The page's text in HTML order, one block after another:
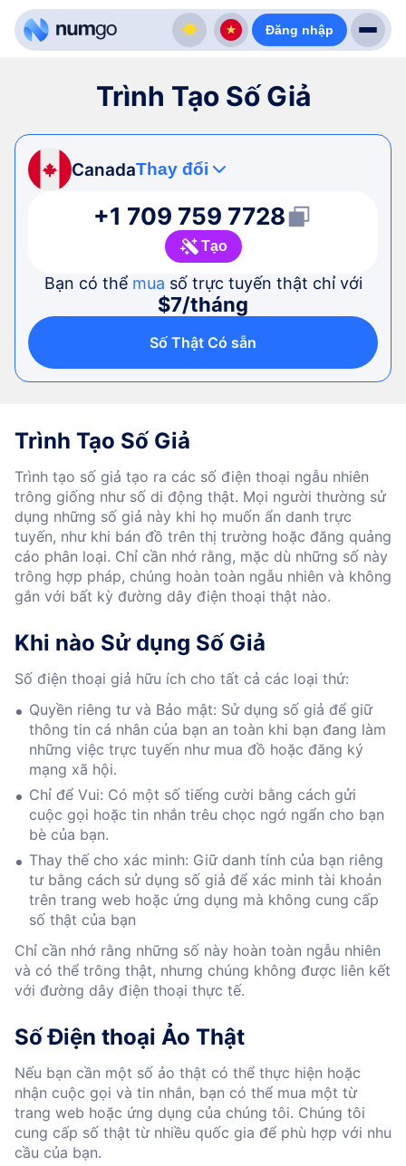
Đăng nhập
Trình Tạo Số Giả
CanadaThay đổi
+1 709 759 7728
Tạo
Bạn có thể mua số trực tuyến thật chỉ với
$7/tháng
Số Thật Có sẵn
Trình Tạo Số Giả
Trình tạo số giả tạo ra các số điện thoại ngẫu nhiên
trông giống như số di động thật. Mọi người thường sử
dụng những số giả này khi họ muốn ẩn danh trực
tuyến, như khi bán đồ trên thị trường hoặc đăng quảng
cáo phân loại. Chỉ cần nhớ rằng, mặc dù những số này
trông hợp pháp, chúng hoàn toàn ngẫu nhiên và không
gắn với bất kỳ đường dây điện thoại thật nào.
Khi nào Sử dụng Số Giả
Số điện thoại giả hữu ích cho tất cả các loại thứ:
Quyền riêng tư và Bảo mật: Sử dụng số giả để giữ
thông tin cá nhân của bạn an toàn khi bạn đang làm
những việc trực tuyến như mua đồ hoặc đăng ký
mạng xã hội.
Chỉ để Vui: Có một số tiếng cười bằng cách gửi
cuộc gọi hoặc tin nhắn trêu chọc ngớ ngẩn cho bạn
bè của bạn.
Thay thế cho xác minh: Giữ danh tính của bạn riêng
tư bằng cách sử dụng số giả để xác minh tài khoản
trên trang web hoặc ứng dụng mà không cung cấp
số thật của bạn
Chỉ cần nhớ rằng những số này hoàn toàn ngẫu nhiên
và có thể trông thật, nhưng chúng không được liên kết
với đường dây điện thoại thực tế.
Số Điện thoại Ảo Thật
Nếu bạn cần một số ảo thật có thể thực hiện hoặc
nhận cuộc gọi và tin nhắn, bạn có thể mua một từ
trang web hoặc ứng dụng của chúng tôi. Chúng tôi
cung cấp số thật từ nhiều quốc gia để phù hợp với nhu
cầu của bạn.